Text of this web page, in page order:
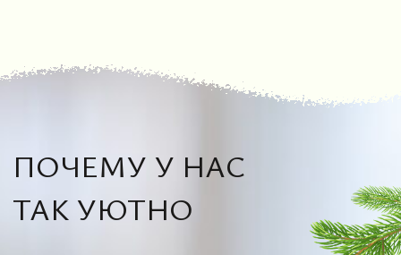
ТЕРРИТОРИЯ
Пространство гармонии, где
шелест листьев и пение птиц